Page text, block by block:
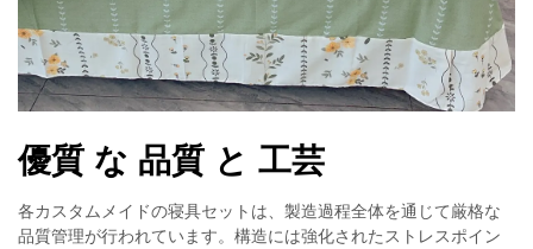
優質 な 品質 と 工芸
各カスタムメイドの寝具セットは、製造過程全体を通じて厳格な
品質管理が行われています。構造には強化されたストレスポイン